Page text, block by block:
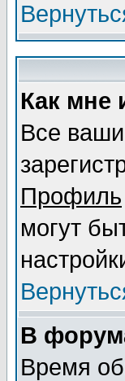
Как мне
Все
Профиль
могут
В
Время